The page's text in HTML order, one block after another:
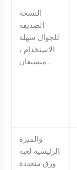
النسخة
الصديقة
للجوال سهلة
الاستخدام ،
ميشيغان .
والميزة
الرئيسية لعبة
ورق متعددة